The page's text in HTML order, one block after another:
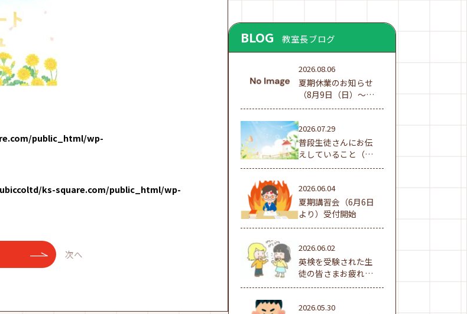
public_html/wp-
ks-square.com/public_html/wp-
次へ
BLOG 教室長ブログ
2026.08.06
夏期休業のお知らせ
（8月9日（日）～16
日（日））
2026.07.29
普段生徒さんにお伝
えしていること（夏
休み編①）
2026.06.04
夏期講習会（6月6日
より）受付開始
2026.06.02
英検を受験された生
徒の皆さまお疲れ様
でした！
2026.05.30